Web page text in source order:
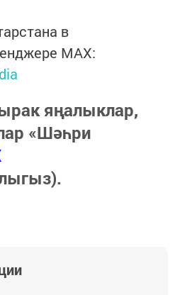
в
MАХ:
яңалыклар,
«Шәһри